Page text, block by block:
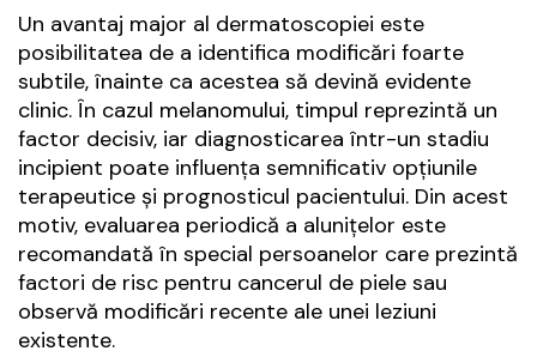
Un avantaj major al dermatoscopiei este
posibilitatea de a identifica modificări foarte
subtile, înainte ca acestea să devină evidente
clinic. În cazul melanomului, timpul reprezintă un
factor decisiv, iar diagnosticarea într-un stadiu
incipient poate influența semnificativ opțiunile
terapeutice și prognosticul pacientului. Din acest
motiv, evaluarea periodică a alunițelor este
recomandată în special persoanelor care prezintă
factori de risc pentru cancerul de piele sau
observă modificări recente ale unei leziuni
existente.